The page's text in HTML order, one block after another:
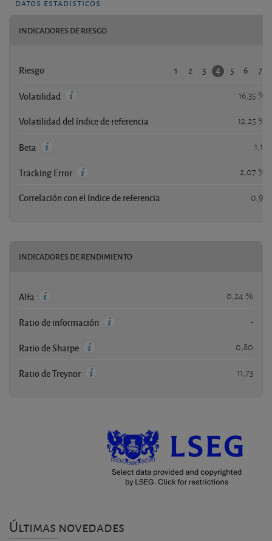
INDICADORES DE RIESGO
Riesgo 1 2 3 4 5 6 7
Volatilidad 16,35 %
Volatilidad del índice de referencia 12,25 %
Beta 1,11
Tracking Error 2,07 %
Correlación con el índice de referencia 0,91
INDICADORES DE RENDIMIENTO
Alfa 0,24 %
Ratio de información -
Ratio de Sharpe 0,80
Ratio de Treynor 11,73
Últimas novedades